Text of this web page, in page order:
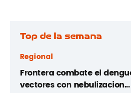
Top de la semana
Regional
Frontera combate el
vectores con nebulizacion...